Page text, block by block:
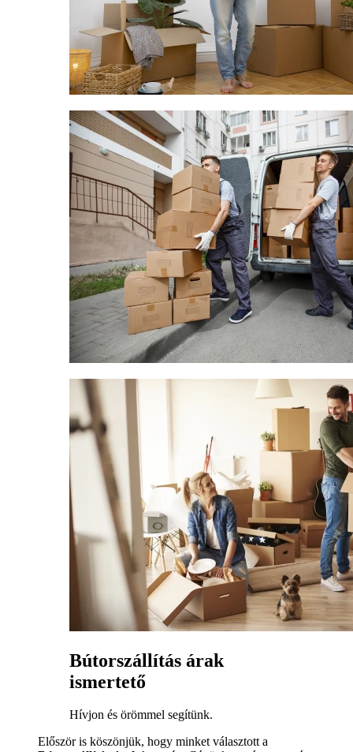
Bútorszállítás árak
ismertető
Hívjon és örömmel segítünk.
Először is köszönjük, hogy minket választott a